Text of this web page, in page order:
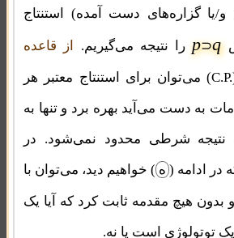
و/یا گزاره‌های دست آمده) استنتاج
p⊃q را نتیجه می‌گیریم. از قاعده
C.P.) می‌توان برای استنتاج معتبر هر
به دست می‌آید بهره برد و تنها به
شرطی محدود نمی‌شود. در
در ادامه ( ه ) خواهیم دید، می‌توان با
و بدون هیچ مقدمه ثابت کرد که آیا یک
یک توتولوژی است یا نه.